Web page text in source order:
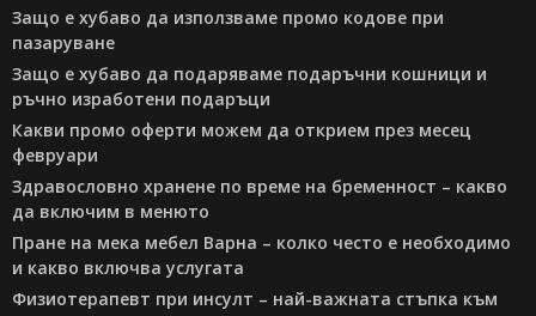
Защо е хубаво да използваме промо кодове при
пазаруване
Защо е хубаво да подаряваме подаръчни кошници и
ръчно изработени подаръци
Какви промо оферти можем да открием през месец
февруари
Здравословно хранене по време на бременност – какво
да включим в менюто
Пране на мека мебел Варна – колко често е необходимо
и какво включва услугата
Физиотерапевт при инсулт – най-важната стъпка към